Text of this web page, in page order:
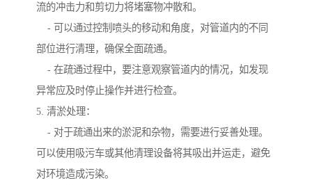
流的冲击力和剪切力将堵塞物冲散和。
- 可以通过控制喷头的移动和角度，对管道内的不同
部位进行清理，确保全面疏通。
- 在疏通过程中，要注意观察管道内的情况，如发现
异常应及时停止操作并进行检查。
5. 清淤处理：
- 对于疏通出来的淤泥和杂物，需要进行妥善处理。
可以使用吸污车或其他清理设备将其吸出并运走，避免
对环境造成污染。